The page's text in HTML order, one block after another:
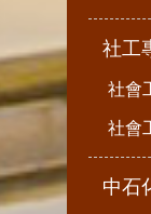
社工
社會
社會
中石